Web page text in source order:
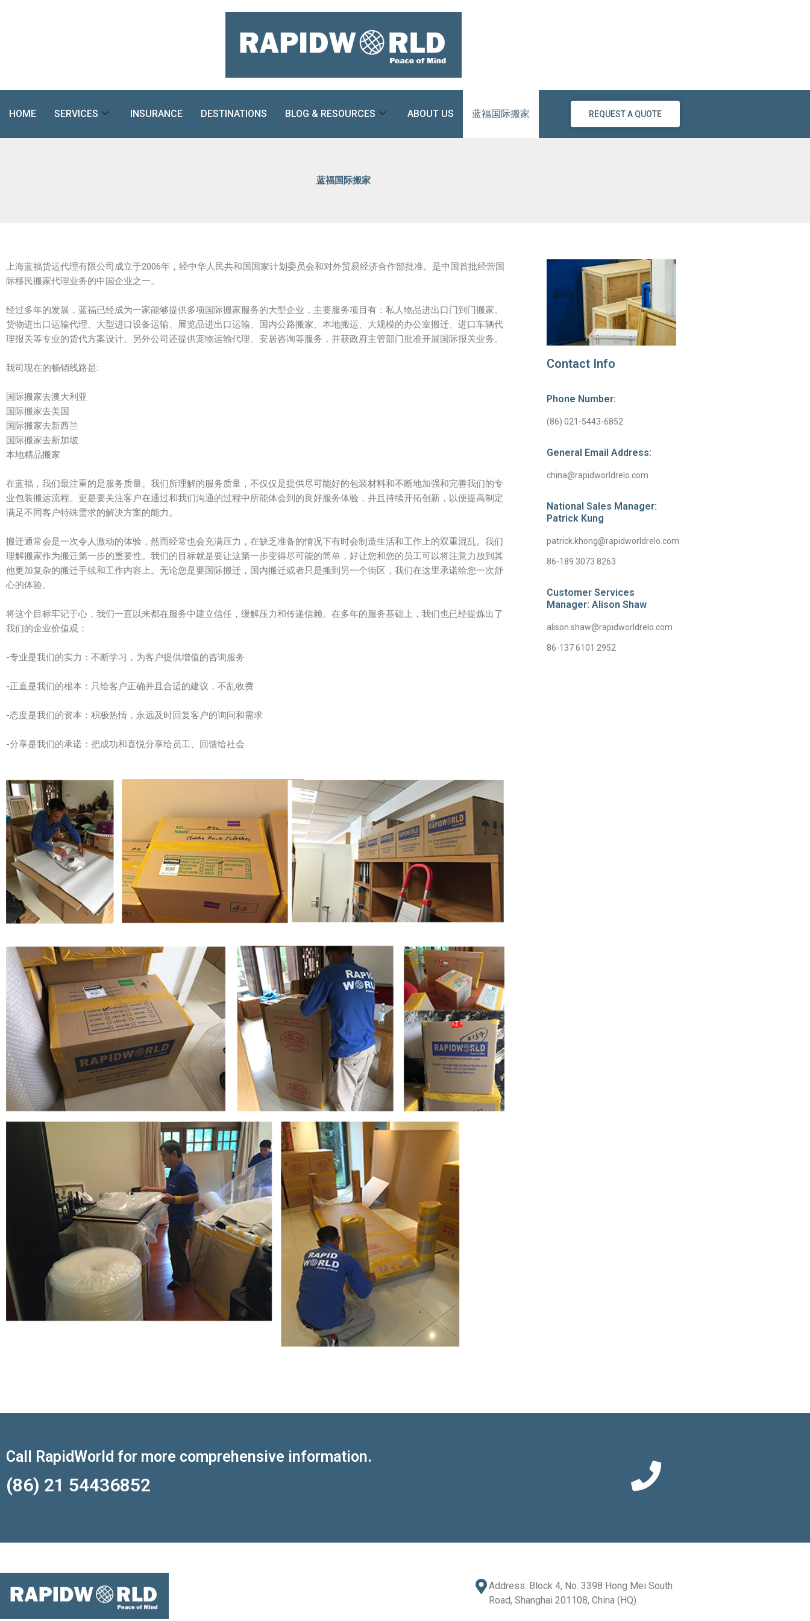
HOME SERVICES INSURANCE DESTINATIONS BLOG & RESOURCES ABOUT US 蓝福国际搬家 REQUEST A QUOTE
蓝福国际搬家
上海蓝福货运代理有限公司成立于2006年，经中华人民共和国国家计划委员会和对外贸易经济合作部批准。是中国首批经营国
际移民搬家代理业务的中国企业之一。
经过多年的发展，蓝福已经成为一家能够提供多项国际搬家服务的大型企业，主要服务项目有：私人物品进出口门到门搬家、
货物进出口运输代理、大型进口设备运输、展览品进出口运输、国内公路搬家、本地搬运、大规模的办公室搬迁、进口车辆代
理报关等专业的货代方案设计。另外公司还提供宠物运输代理、安居咨询等服务，并获政府主管部门批准开展国际报关业务。
我司现在的畅销线路是:
国际搬家去澳大利亚
国际搬家去美国
国际搬家去新西兰
国际搬家去新加坡
本地精品搬家
在蓝福，我们最注重的是服务质量。我们所理解的服务质量，不仅仅是提供尽可能好的包装材料和不断地加强和完善我们的专
业包装搬运流程。更是要关注客户在通过和我们沟通的过程中所能体会到的良好服务体验，并且持续开拓创新，以便提高制定
满足不同客户特殊需求的解决方案的能力。
搬迁通常会是一次令人激动的体验，然而经常也会充满压力，在缺乏准备的情况下有时会制造生活和工作上的双重混乱。我们
理解搬家作为搬迁第一步的重要性。我们的目标就是要让这第一步变得尽可能的简单，好让您和您的员工可以将注意力放到其
他更加复杂的搬迁手续和工作内容上。无论您是要国际搬迁，国内搬迁或者只是搬到另一个街区，我们在这里承诺给您一次舒
心的体验。
将这个目标牢记于心，我们一直以来都在服务中建立信任，缓解压力和传递信赖。在多年的服务基础上，我们也已经提炼出了
我们的企业价值观：
-专业是我们的实力：不断学习，为客户提供增值的咨询服务
-正直是我们的根本：只给客户正确并且合适的建议，不乱收费
-态度是我们的资本：积极热情，永远及时回复客户的询问和需求
-分享是我们的承诺：把成功和喜悦分享给员工、回馈给社会
Contact Info
Phone Number:
(86) 021-5443-6852
General Email Address:
china@rapidworldrelo.com
National Sales Manager:
Patrick Kung
patrick.khong@rapidworldrelo.com
86-189 3073 8263
Customer Services
Manager: Alison Shaw
alison.shaw@rapidworldrelo.com
86-137 6101 2952
Call RapidWorld for more comprehensive information.
(86) 21 54436852
Address: Block 4, No. 3398 Hong Mei South
Road, Shanghai 201108, China (HQ)